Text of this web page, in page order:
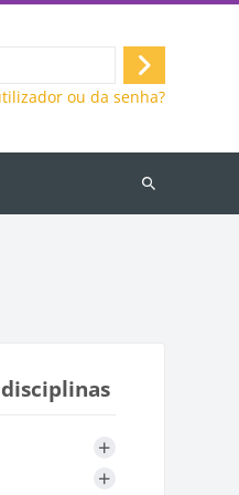
Entrar
ou da senha?
Pesquisar
+
+